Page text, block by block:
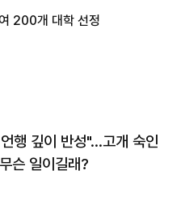
200개 대학 선정
행 깊이 반성"…고개 숙인
슨 일이길래?